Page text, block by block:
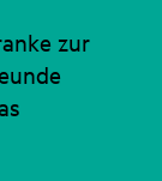
zur